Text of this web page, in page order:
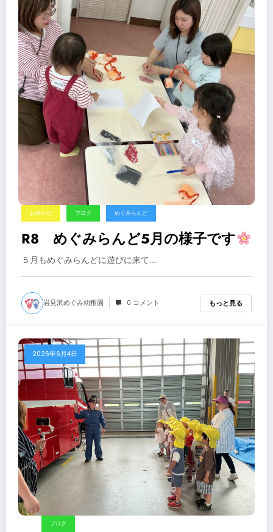
お知らせ ブログ めぐみらんど
R8 めぐみらんど5月の様子です
５月もめぐみらんどに遊びに来て…
岩見沢めぐみ幼稚園 0 コメント もっと見る
2026年6月4日
ブログ